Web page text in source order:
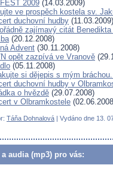
2009 (14.03.2009)
ve prospěch kostela sv.
duchovní hudby (11.03.2009)
zajímavý citát
(20.12.2008)
Advent (30.11.2008)
opět zazpívá ve Vranově
(05.11.2008)
si dějepis s mým
duchovní hudby v
o hvězdě (29.07.2008)
v Olbramkostele
Táňa Dohnalová | Vydáno dne 13.
audia (mp3) pro vás: